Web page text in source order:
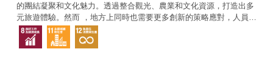
的團結凝聚和文化魅力。透過整合觀光、農業和文化資源，打造出多
元旅遊體驗。然而 ，地方上同時也需要更多創新的策略應對，人員招
聘挑戰與疫後復甦的考驗就是其中之一。